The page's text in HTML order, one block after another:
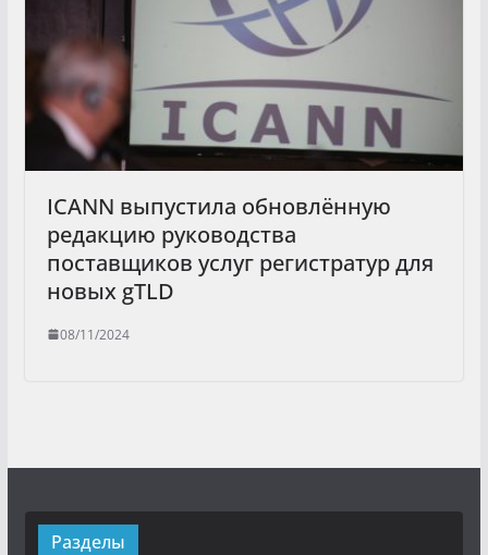
ICANN выпустила обновлённую
редакцию руководства
поставщиков услуг регистратур для
новых gTLD
08/11/2024
Разделы